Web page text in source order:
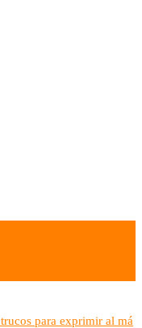
para exprimir al má